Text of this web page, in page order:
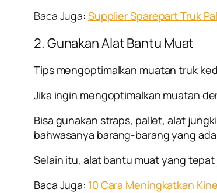
Baca Juga: Supplier Sparepart Truk
2. Gunakan Alat Bantu Muat
Tips mengoptimalkan muatan truk
Jika ingin mengoptimalkan muatan
Bisa gunakan straps, pallet, alat
bahwasanya barang-barang yang
Selain itu, alat bantu muat yang
Baca Juga: 10 Cara Meningkatkan